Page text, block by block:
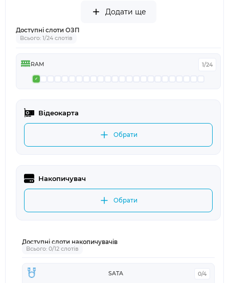
Додати ще
Доступні слоти ОЗП
Всього: 1/24 слотів
RAM 1/24
Відеокарта
Обрати
Накопичувач
Обрати
Доступні слоти накопичувачів
Всього: 0/12 слотів
SATA 0/4